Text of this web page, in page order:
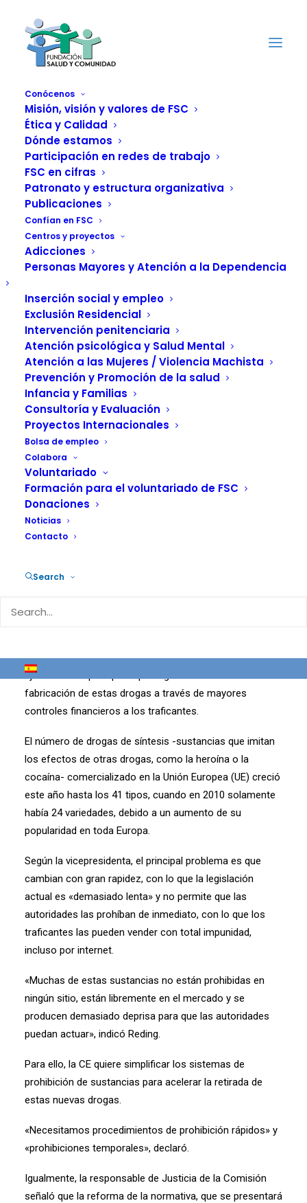
Conócenos
Misión, visión y valores de FSC
Ética y Calidad
Dónde estamos
Participación en redes de trabajo
FSC en cifras
Patronato y estructura organizativa
Publicaciones
Confían en FSC
Centros y proyectos
Adicciones
Personas Mayores y Atención a la Dependencia
Inserción social y empleo
Exclusión Residencial
Intervención penitenciaria
Atención psicológica y Salud Mental
Atención a las Mujeres / Violencia Machista
Prevención y Promoción de la salud
Infancia y Familias
Consultoría y Evaluación
Proyectos Internacionales
Bolsa de empleo
Colabora
Voluntariado
Formación para el voluntariado de FSC
Donaciones
Noticias
Contacto
Search
La Comisión Europea
quiere acelerar la
prohibición de
nuevas drogas de
síntesis
27 OCTUBRE, 2011 | INADICCIONES
COMUNIDAD
La Comisión Europea (CE) quiere
endurecer el combate contra las drogas,
especialmente las sintéticas, mediante
una reforma de las normas comunitarias
las nuevas substancias que aparecen en
entre países.
Justicia de la CE, Viviane Reding, aseguró que el
Ejecutivo europeo quiere perseguir asimismo la
fabricación de estas drogas a través de mayores
controles financieros a los traficantes.
El número de drogas de síntesis -sustancias que imitan
los efectos de otras drogas, como la heroína o la
cocaína- comercializado en la Unión Europea (UE) creció
este año hasta los 41 tipos, cuando en 2010 solamente
había 24 variedades, debido a un aumento de su
popularidad en toda Europa.
Según la vicepresidenta, el principal problema es que
cambian con gran rapidez, con lo que la legislación
actual es «demasiado lenta» y no permite que las
autoridades las prohíban de inmediato, con lo que los
traficantes las pueden vender con total impunidad,
incluso por internet.
«Muchas de estas sustancias no están prohibidas en
ningún sitio, están libremente en el mercado y se
producen demasiado deprisa para que las autoridades
puedan actuar», indicó Reding.
Para ello, la CE quiere simplificar los sistemas de
prohibición de sustancias para acelerar la retirada de
estas nuevas drogas.
«Necesitamos procedimientos de prohibición rápidos» y
«prohibiciones temporales», declaró.
Igualmente, la responsable de Justicia de la Comisión
señaló que la reforma de la normativa, que se presentará